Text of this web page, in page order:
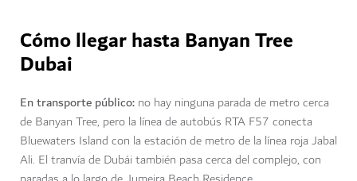
Cómo llegar hasta Banyan Tree
Dubai
En transporte público: no hay ninguna parada de metro cerca
de Banyan Tree, pero la línea de autobús RTA F57 conecta
Bluewaters Island con la estación de metro de la línea roja Jabal
Ali. El tranvía de Dubái también pasa cerca del complejo, con